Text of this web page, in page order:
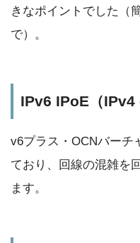
きなポイントでした（
で）。
IPv6 IPoE（
v6プラス・OCNバーチ
ており、回線の混雑を
ます。